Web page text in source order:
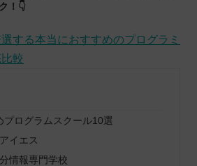
！👇
する本当におすすめのプログラミ
較
プログラムスクール10選
イエス
情報専門学校